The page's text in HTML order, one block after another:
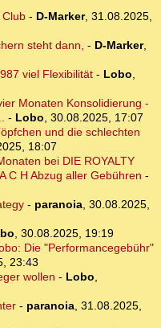
- D-Marker, 31.08.2025,
steht dann, - D-Marker,
viel Flexibilität- Lobo,
Monaten Konsolidierung -
- Lobo, 30.08.2025, 17:07
und die schlechten
18:07
bei DIE ROYALTY
C H Abzug aller Gebühren -
- paranoia, 30.08.2025,
, 30.08.2025, 19:19
Die "Performancegebühr"
23:43
wollen - Lobo,
- paranoia, 31.08.2025,